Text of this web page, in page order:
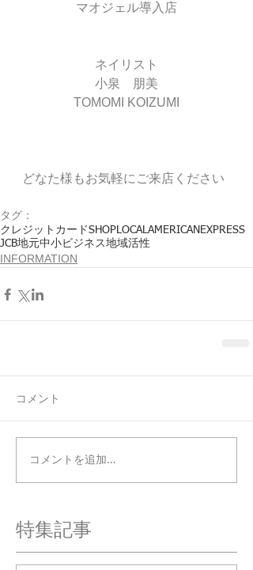
マオジェル導入店
ネイリスト
小泉　朋美
TOMOMI KOIZUMI
どなた様もお気軽にご来店ください
タグ：
クレジットカードSHOPLOCALAMERICANEXPRESS
JCB地元中小ビジネス地域活性
INFORMATION
コメント
コメントを追加…
特集記事